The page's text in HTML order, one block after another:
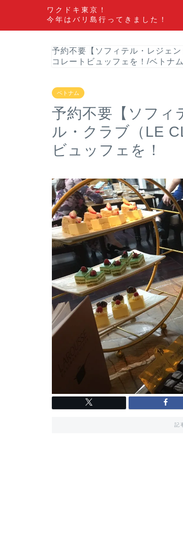
ワクドキ東京！
今年はバリ島行ってきました！
予約不要【ソフィテル・レジェ
コレートビュッフェを！ /ベトナム
ベトナム
予約不要【ソフィ
ル・クラブ（LE
ビュッフェを！
記